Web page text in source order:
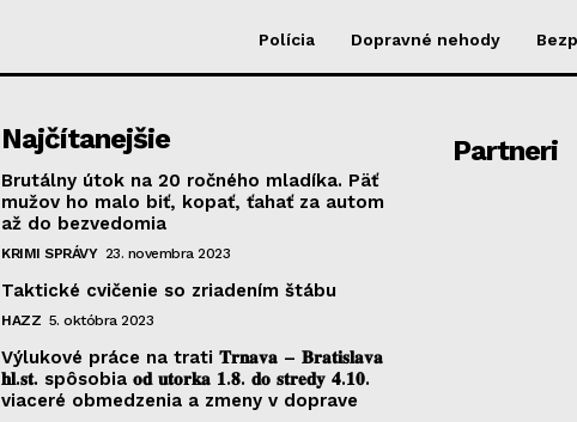
Polícia Dopravné nehody
Najčítanejšie
Brutálny útok na 20 ročného mladíka. Päť
mužov ho malo biť, kopať, ťahať za autom
až do bezvedomia
KRIMI SPRÁVY 23. novembra 2023
Taktické cvičenie so zriadením štábu
HAZZ 5. októbra 2023
Výlukové práce na trati 𝐓𝐫𝐧𝐚𝐯𝐚 – 𝐁𝐫𝐚𝐭𝐢𝐬𝐥𝐚𝐯𝐚
𝐡𝐥.𝐬𝐭. spôsobia 𝐨𝐝 𝐮𝐭𝐨𝐫𝐤𝐚 𝟏.𝟖. 𝐝𝐨 𝐬𝐭𝐫𝐞𝐝𝐲 𝟒.𝟏𝟎.
viaceré obmedzenia a zmeny v doprave
Partneri